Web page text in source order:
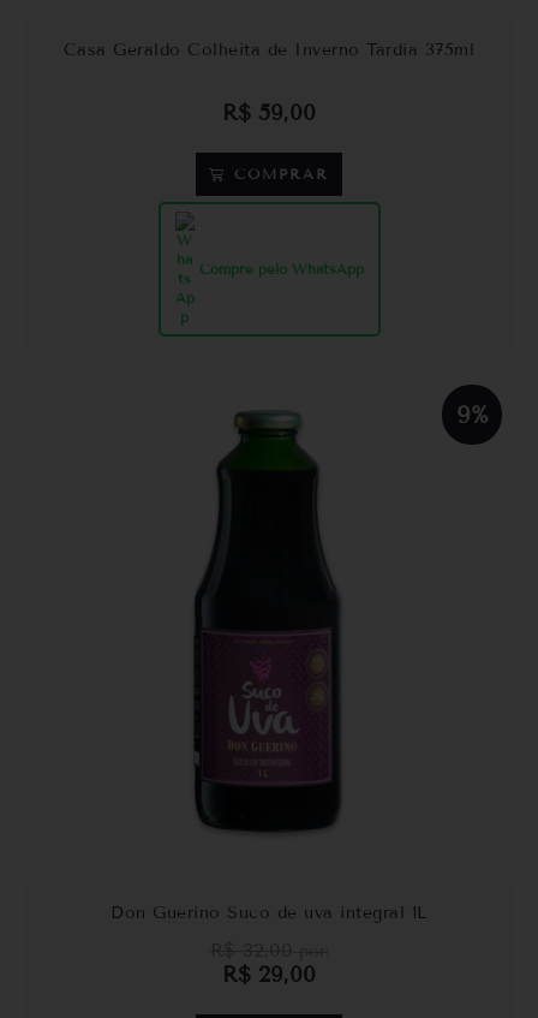
Casa Geraldo Colheita de Inverno Tardia 375ml
R$ 59,00
COMPRAR
Compre pelo WhatsApp
9%
Don Guerino Suco de uva integral 1L
R$ 29,00